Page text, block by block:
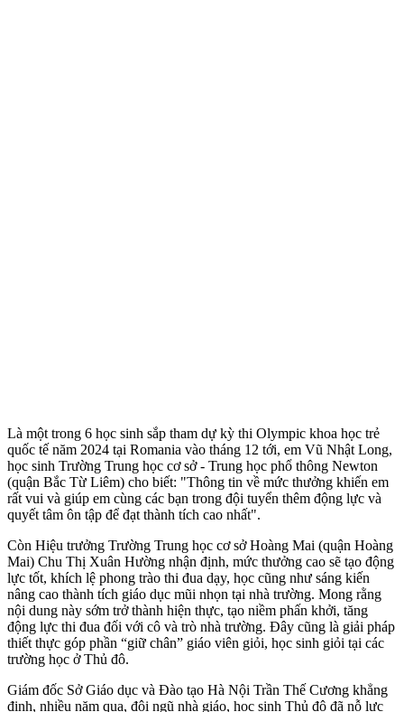
Là một trong 6 học sinh sắp tham dự kỳ thi Olympic khoa học trẻ
quốc tế năm 2024 tại Romania vào tháng 12 tới, em Vũ Nhật Long,
học sinh Trường Trung học cơ sở - Trung học phổ thông Newton
(quận Bắc Từ Liêm) cho biết: "Thông tin về mức thưởng khiến em
rất vui và giúp em cùng các bạn trong đội tuyển thêm động lực và
quyết tâm ôn tập để đạt thành tích cao nhất".
Còn Hiệu trưởng Trường Trung học cơ sở Hoàng Mai (quận Hoàng
Mai) Chu Thị Xuân Hường nhận định, mức thưởng cao sẽ tạo động
lực tốt, khích lệ phong trào thi đua dạy, học cũng như sáng kiến
nâng cao thành tích giáo dục mũi nhọn tại nhà trường. Mong rằng
nội dung này sớm trở thành hiện thực, tạo niềm phấn khởi, tăng
động lực thi đua đối với cô và trò nhà trường. Đây cũng là giải pháp
thiết thực góp phần “giữ chân” giáo viên giỏi, học sinh giỏi tại các
trường học ở Thủ đô.
Giám đốc Sở Giáo dục và Đào tạo Hà Nội Trần Thế Cương khẳng
định, nhiều năm qua, đội ngũ nhà giáo, học sinh Thủ đô đã nỗ lực